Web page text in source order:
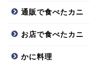
通販で食べたカニ
お店で食べたカニ
かに料理